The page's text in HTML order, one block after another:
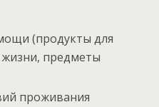
(продукты для
жизни, предметы
проживания